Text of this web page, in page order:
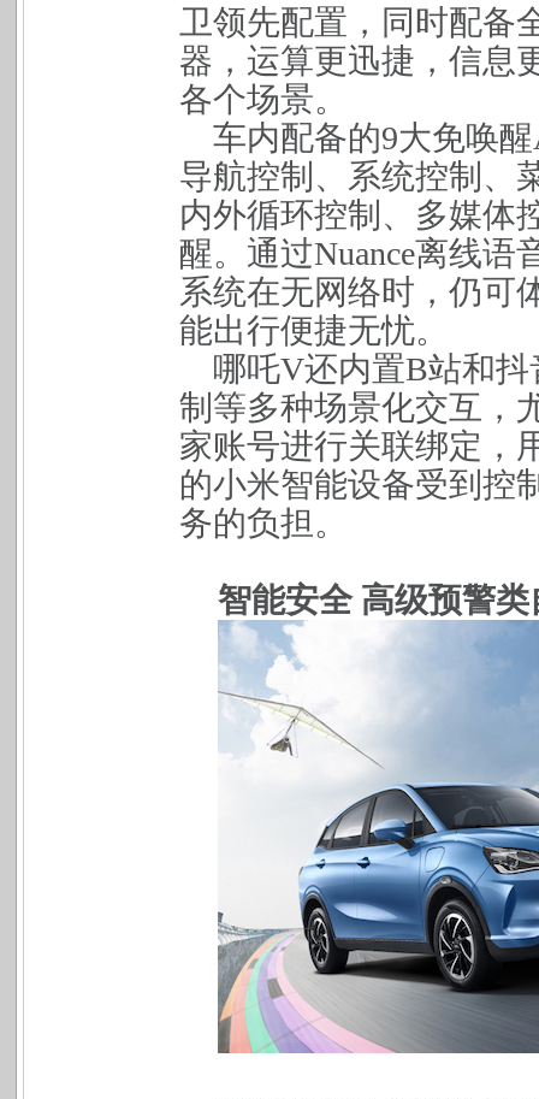
卫领先配置，同时配备
器，运算更迅捷，信息
各个场景。
车内配备的9大免唤醒
导航控制、系统控制、
内外循环控制、多媒体
醒。通过Nuance离线语
系统在无网络时，仍可
能出行便捷无忧。
哪吒V还内置B站和抖
制等多种场景化交互，
家账号进行关联绑定，
的小米智能设备受到控
务的负担。
智能安全 高级预警